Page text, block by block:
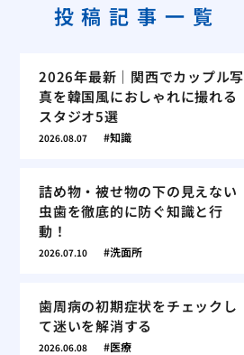
投稿記事一覧
2026年最新｜関西でカップル写
真を韓国風におしゃれに撮れる
スタジオ5選
2026.08.07 知識
詰め物・被せ物の下の見えない
虫歯を徹底的に防ぐ知識と行
動！
2026.07.10 洗面所
歯周病の初期症状をチェックし
て迷いを解消する
2026.06.08 医療